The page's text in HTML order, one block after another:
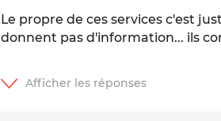
Le propre de ces services c'est
donnent pas d'information... ils